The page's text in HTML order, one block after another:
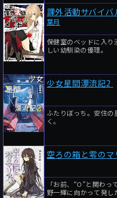
課外活動サバイバ
葉月
保健室のベッドに入り
しい幼馴染の優理。
少女星間漂流記2
ふたりぼっち。安住の
く。
空ろの箱と零のマ
「お前、“O”と関わ
野一輝に向かって発し